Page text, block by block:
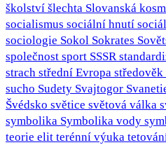
školství šlechta Slovanská
socialismus sociální hnutí
sociologie Sokol Sokrates
společnost sport SSSR
strach střední Evropa středověk
sucho Sudety Svajtogor
Švédsko světice světová válka
symbolika Symbolika vody
teorie elit terénní výuka